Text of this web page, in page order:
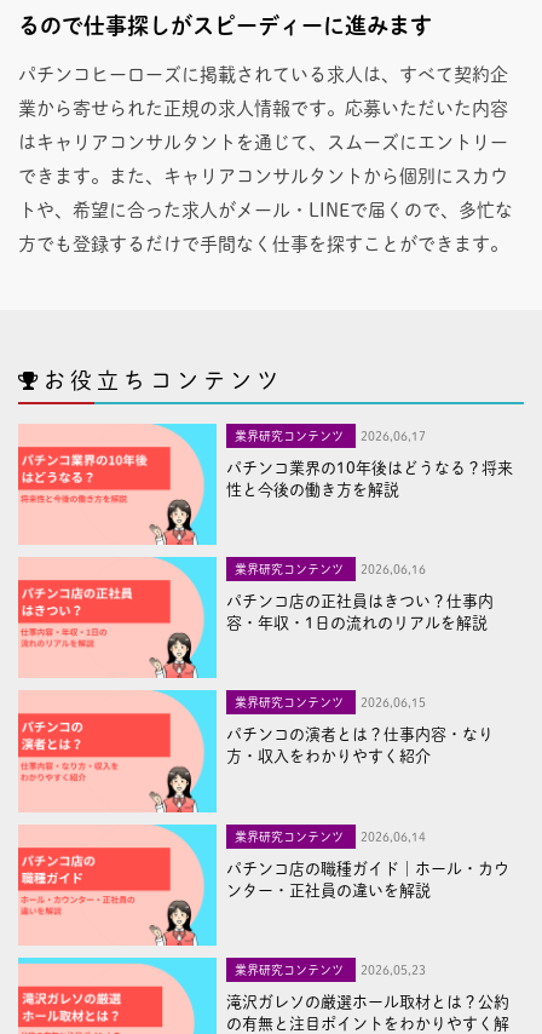
るので仕事探しがスピーディーに進みます
パチンコヒーローズに掲載されている求人は、すべて契約企
業から寄せられた正規の求人情報です。応募いただいた内容
はキャリアコンサルタントを通じて、スムーズにエントリー
できます。また、キャリアコンサルタントから個別にスカウ
トや、希望に合った求人がメール・LINEで届くので、多忙な
方でも登録するだけで手間なく仕事を探すことができます。
お役立ちコンテンツ
業界研究コンテンツ 2026,06,17
パチンコ業界の10年後はどうなる？将来
性と今後の働き方を解説
業界研究コンテンツ 2026,06,16
パチンコ店の正社員はきつい？仕事内
容・年収・1日の流れのリアルを解説
業界研究コンテンツ 2026,06,15
パチンコの演者とは？仕事内容・なり
方・収入をわかりやすく紹介
業界研究コンテンツ 2026,06,14
パチンコ店の職種ガイド｜ホール・カウ
ンター・正社員の違いを解説
業界研究コンテンツ 2026,05,23
滝沢ガレソの厳選ホール取材とは？公約
の有無と注目ポイントをわかりやすく解